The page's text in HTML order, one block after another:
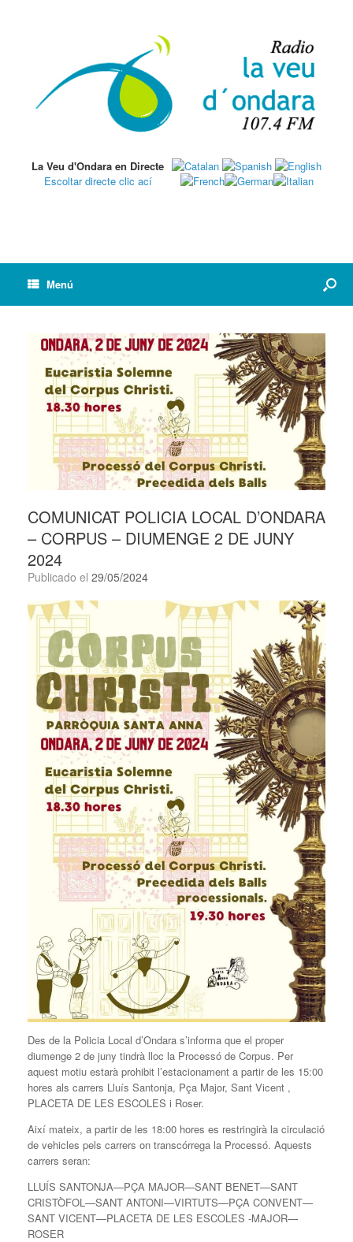
La Veu d'Ondara en Directe
Escoltar directe clic ací
Menú
COMUNICAT POLICIA LOCAL D’ONDARA
– CORPUS – DIUMENGE 2 DE JUNY
2024
Publicado el 29/05/2024
Des de la Policia Local d’Ondara s’informa que el proper
diumenge 2 de juny tindrà lloc la Processó de Corpus. Per
aquest motiu estarà prohibit l’estacionament a partir de les 15:00
hores als carrers Lluís Santonja, Pça Major, Sant Vicent ,
PLACETA DE LES ESCOLES i Roser.
Així mateix, a partir de les 18:00 hores es restringirà la circulació
de vehicles pels carrers on transcórrega la Processó. Aquests
carrers seran:
LLUÍS SANTONJA—PÇA MAJOR—SANT BENET—SANT
CRISTÒFOL—SANT ANTONI—VIRTUTS—PÇA CONVENT—
SANT VICENT—PLACETA DE LES ESCOLES -MAJOR—
ROSER